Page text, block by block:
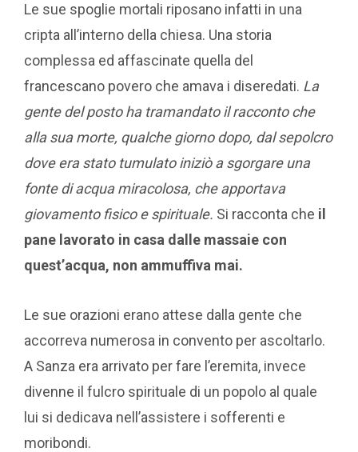
Le sue spoglie mortali riposano infatti in una
cripta all’interno della chiesa. Una storia
complessa ed affascinate quella del
francescano povero che amava i diseredati. La
gente del posto ha tramandato il racconto che
alla sua morte, qualche giorno dopo, dal sepolcro
dove era stato tumulato iniziò a sgorgare una
fonte di acqua miracolosa, che apportava
giovamento fisico e spirituale. Si racconta che il
pane lavorato in casa dalle massaie con
quest’acqua, non ammuffiva mai.
Le sue orazioni erano attese dalla gente che
accorreva numerosa in convento per ascoltarlo.
A Sanza era arrivato per fare l’eremita, invece
divenne il fulcro spirituale di un popolo al quale
lui si dedicava nell’assistere i sofferenti e
moribondi.